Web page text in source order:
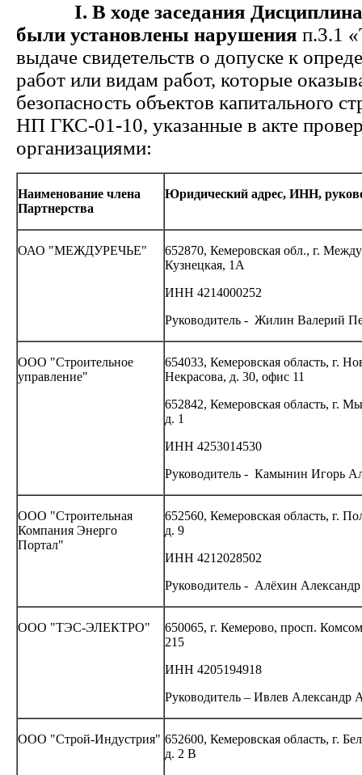
I. В ходе заседания
были установлены нарушения п.3.1
выдаче свидетельств о допуске к
работ или видам работ, которые
безопасность объектов капитального
НП ГКС-01-10, указанные в акте
организациями:
Наименование члена
Партнерства
Юридический адрес, ИНН,
ОАО "МЕЖДУРЕЧЬЕ"
652870, Кемеровская обл., г.
Кузнецкая, 1А
ИНН 4214000252
Руководитель - Жилин Валерий
ООО "Строительное
управление"
654033, Кемеровская область, г.
Некрасова, д. 30, офис 11
652842, Кемеровская область, г.
д. 1
ИНН 4253014530
Руководитель - Камынин Игорь
ООО "Строительная
Компания Энерго
Портал"
652560, Кемеровская область, г.
д. 9
ИНН 4212028502
Руководитель - Алёхин
ООО "ТЭС-ЭЛЕКТРО"
650065, г. Кемерово, просп.
215
ИНН 4205194918
Руководитель – Ивлев Александр
ООО "Строй-Индустрия" 652600, Кемеровская область, г.
д. 2 В